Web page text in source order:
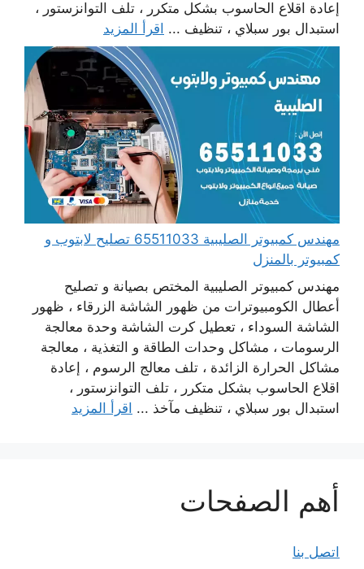
إعادة اقلاع الحاسوب بشكل متكرر ، تلف التوانزستور ،
استبدال بور سبلاي ، تنظيف ... اقرأ المزيد
مهندس كمبيوتر الصليبية 65511033 تصليح لابتوب و
كمبيوتر بالمنزل
مهندس كمبيوتر الصليبية المختص بصيانة و تصليح
أعطال الكومبيوترات من ظهور الشاشة الزرقاء ، ظهور
الشاشة السوداء ، تعطيل كرت الشاشة وحدة معالجة
الرسومات ، مشاكل وحدات الطاقة و التغذية ، معالجة
مشاكل الحرارة الزائدة ، تلف معالج الرسوم ، إعادة
اقلاع الحاسوب بشكل متكرر ، تلف التوانزستور ،
استبدال بور سبلاي ، تنظيف مآخذ ... اقرأ المزيد
أهم الصفحات
اتصل بنا